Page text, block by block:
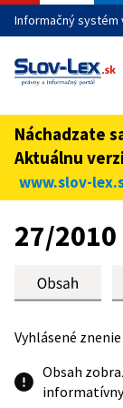
Informačný
Táto stránka je
cez
Zabezpečená
domény
Náchadzate
Aktuálnu
www.slov-
Preskoč na obsah
27/2010
Vyhlásené znenie
Obsah